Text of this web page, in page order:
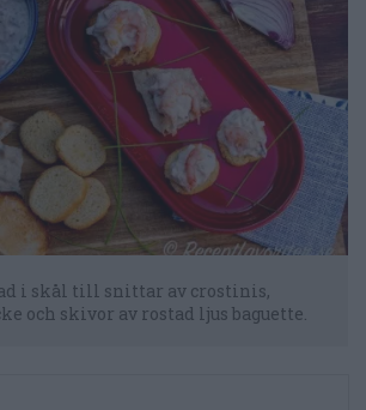
i skål till snittar av crostinis,
och skivor av rostad ljus baguette.